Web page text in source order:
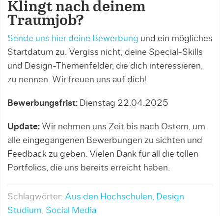
Klingt nach deinem
Traumjob?
Sende uns hier deine Bewerbung und ein mögliches
Startdatum zu. Vergiss nicht, deine Special-Skills
und Design-Themenfelder, die dich interessieren,
zu nennen. Wir freuen uns auf dich!
Bewerbungsfrist: Dienstag 22.04.2025
Update: Wir nehmen uns Zeit bis nach Ostern, um
alle eingegangenen Bewerbungen zu sichten und
Feedback zu geben. Vielen Dank für all die tollen
Portfolios, die uns bereits erreicht haben.
Schlagwörter: Aus den Hochschulen, Design
Studium, Social Media